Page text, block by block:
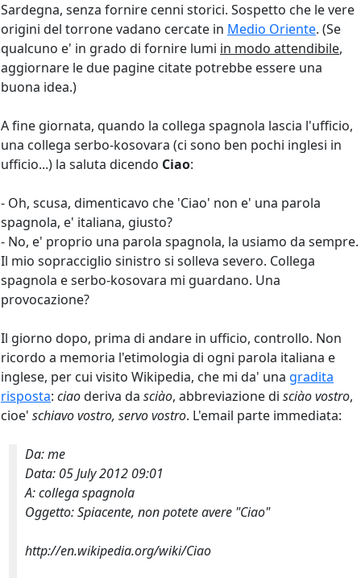
Sardegna, senza fornire cenni storici. Sospetto che le vere
origini del torrone vadano cercate in Medio Oriente. (Se
qualcuno e' in grado di fornire lumi in modo attendibile,
aggiornare le due pagine citate potrebbe essere una
buona idea.)
A fine giornata, quando la collega spagnola lascia l'ufficio,
una collega serbo-kosovara (ci sono ben pochi inglesi in
ufficio...) la saluta dicendo Ciao:
- Oh, scusa, dimenticavo che 'Ciao' non e' una parola
spagnola, e' italiana, giusto?
- No, e' proprio una parola spagnola, la usiamo da sempre.
Il mio sopracciglio sinistro si solleva severo. Collega
spagnola e serbo-kosovara mi guardano. Una
provocazione?
Il giorno dopo, prima di andare in ufficio, controllo. Non
ricordo a memoria l'etimologia di ogni parola italiana e
inglese, per cui visito Wikipedia, che mi da' una gradita
risposta: ciaoderiva da sciào, abbreviazione di sciào vostro,
cioe' schiavo vostro, servo vostro. L'email parte immediata:
Da: me
Data: 05 July 2012 09:01
A: collega spagnola
Oggetto: Spiacente, non potete avere "Ciao"
http://en.wikipedia.org/wiki/Ciao